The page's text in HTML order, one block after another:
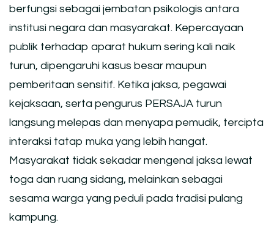
berfungsi sebagai jembatan psikologis antara
institusi negara dan masyarakat. Kepercayaan
publik terhadap aparat hukum sering kali naik
turun, dipengaruhi kasus besar maupun
pemberitaan sensitif. Ketika jaksa, pegawai
kejaksaan, serta pengurus PERSAJA turun
langsung melepas dan menyapa pemudik, tercipta
interaksi tatap muka yang lebih hangat.
Masyarakat tidak sekadar mengenal jaksa lewat
toga dan ruang sidang, melainkan sebagai
sesama warga yang peduli pada tradisi pulang
kampung.